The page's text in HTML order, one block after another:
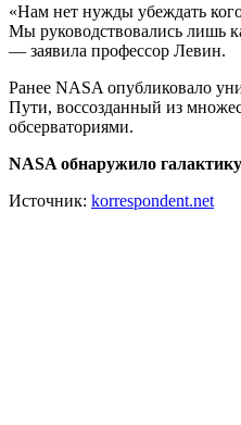
«Нам нет нужды убеждать
Мы руководствовались лишь
— заявила профессор Левин.
Ранее NASA опубликовало
Пути, воссозданный из
обсерваториями.
NASA обнаружило галактику
Источник: korrespondent.net